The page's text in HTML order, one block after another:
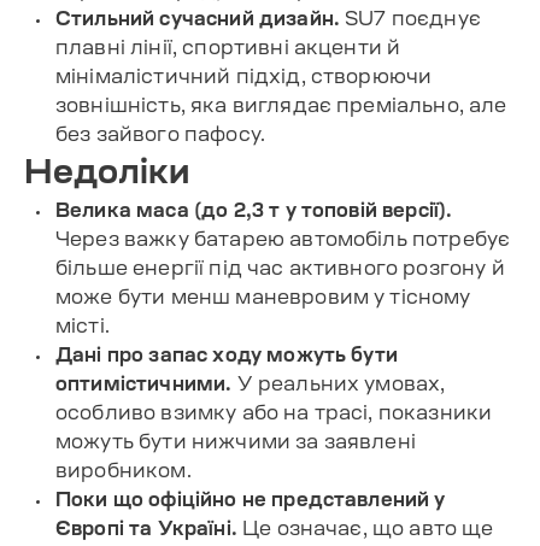
Стильний сучасний дизайн. SU7 поєднує
плавні лінії, спортивні акценти й
мінімалістичний підхід, створюючи
зовнішність, яка виглядає преміально, але
без зайвого пафосу.
Недоліки
Велика маса (до 2,3 т у топовій версії).
Через важку батарею автомобіль потребує
більше енергії під час активного розгону й
може бути менш маневровим у тісному
місті.
Дані про запас ходу можуть бути
оптимістичними. У реальних умовах,
особливо взимку або на трасі, показники
можуть бути нижчими за заявлені
виробником.
Поки що офіційно не представлений у
Європі та Україні. Це означає, що авто ще